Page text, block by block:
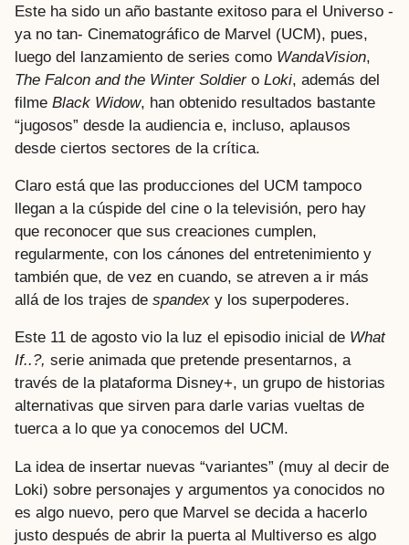
Este ha sido un año bastante exitoso para el Universo -
ya no tan- Cinematográfico de Marvel (UCM), pues,
luego del lanzamiento de series como WandaVision,
The Falcon and the Winter Soldiero Loki, además del
filme Black Widow, han obtenido resultados bastante
“jugosos” desde la audiencia e, incluso, aplausos
desde ciertos sectores de la crítica.
Claro está que las producciones del UCM tampoco
llegan a la cúspide del cine o la televisión, pero hay
que reconocer que sus creaciones cumplen,
regularmente, con los cánones del entretenimiento y
también que, de vez en cuando, se atreven a ir más
allá de los trajes de spandex y los superpoderes.
Este 11 de agosto vio la luz el episodio inicial de What
If..?, serie animada que pretende presentarnos, a
través de la plataforma Disney+, un grupo de historias
alternativas que sirven para darle varias vueltas de
tuerca a lo que ya conocemos del UCM.
La idea de insertar nuevas “variantes” (muy al decir de
Loki) sobre personajes y argumentos ya conocidos no
es algo nuevo, pero que Marvel se decida a hacerlo
justo después de abrir la puerta al Multiverso es algo